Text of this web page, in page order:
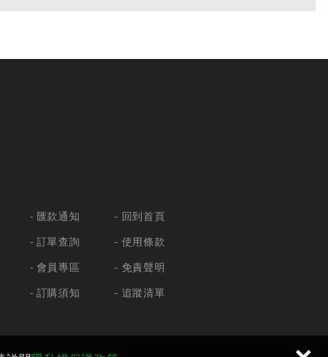
匯款通知
訂單查詢
會員專區
訂購須知
回到首頁
使用條款
免責聲明
追蹤清單